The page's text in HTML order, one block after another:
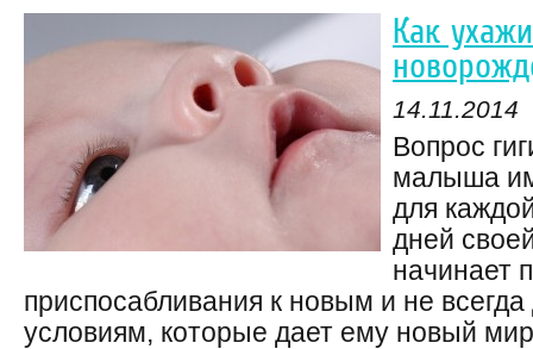
Как
14.11.2014
Вопрос
малыша
для
дней
начинает
приспосабливания к новым и не
условиям, которые дает ему новый